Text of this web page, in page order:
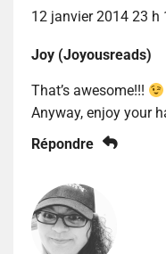
12 janvier 2014 23 h
Joy (Joyousreads)
That’s awesome!!!
Anyway, enjoy your
Répondre